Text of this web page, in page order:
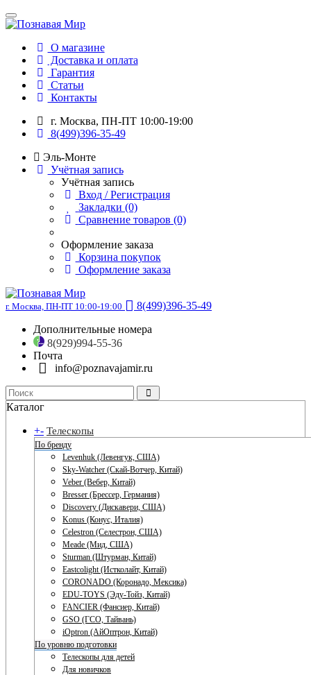
О магазине
Доставка и оплата
Гарантия
Статьи
Контакты
г. Москва, ПН-ПТ 10:00-19:00
8(499)396-35-49
Эль-Монте
Учётная запись
Учётная запись
Вход / Регистрация
Закладки (0)
Сравнение товаров (0)
Оформление заказа
Корзина покупок
Оформление заказа
г. Москва, ПН-ПТ 10:00-19:00
8(499)396-35-49
Дополнительные номера
8(929)994-55-36
Почта
info@poznavajamir.ru
Каталог
+- Телескопы
По бренду
Levenhuk (Левенгук, США)
Sky-Watcher (Скай-Вотчер, Китай)
Veber (Вебер, Китай)
Bresser (Брессер, Германия)
Discovery (Дискавери, США)
Konus (Конус, Италия)
Celestron (Селестрон, США)
Meade (Мид, США)
Sturman (Штурман, Китай)
Eastcolight (Истколайт, Китай)
CORONADO (Коронадо, Мексика)
EDU-TOYS (Эду-Тойз, Китай)
FANCIER (Фансиер, Китай)
GSO (ГСО, Тайвань)
iOptron (АйОптрон, Китай)
По уровню подготовки
Телескопы для детей
Для новичков